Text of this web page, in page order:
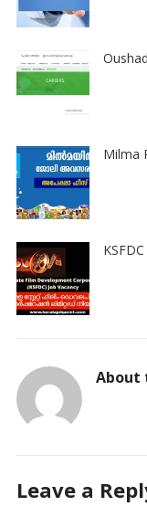
Milma
About
Leave a